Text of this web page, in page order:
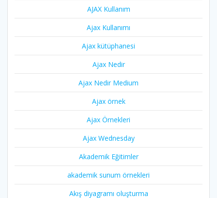
AJAX Kullanım
Ajax Kullanımı
Ajax kütüphanesi
Ajax Nedir
Ajax Nedir Medium
Ajax örnek
Ajax Örnekleri
Ajax Wednesday
Akademik Eğitimler
akademik sunum örnekleri
Akış diyagramı oluşturma